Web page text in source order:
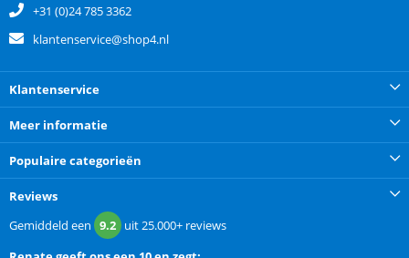
+31 (0)24 785 3362
klantenservice@shop4.nl
Klantenservice
Meer informatie
Populaire categorieën
Reviews
Gemiddeld een 9.2 uit25.000+ reviews